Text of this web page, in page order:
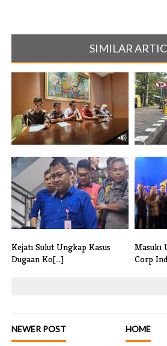
SIMILAR
Garuda Institute Dukung
Program MBG[...]
Muda
Kejati Sulut Ungkap Kasus
Dugaan Ko[...]
Masuki
Corp
NEWER POST HOME